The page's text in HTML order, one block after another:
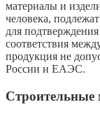
материалы и
человека,
для
соответствия
продукция не
России и ЕАЭС.
Строительные